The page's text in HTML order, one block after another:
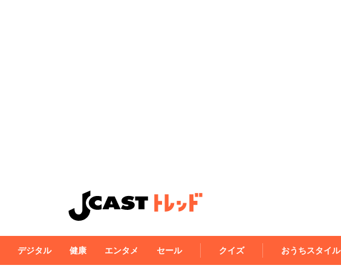
デジタル 健康 エンタメ セール クイズ おうちスタイル